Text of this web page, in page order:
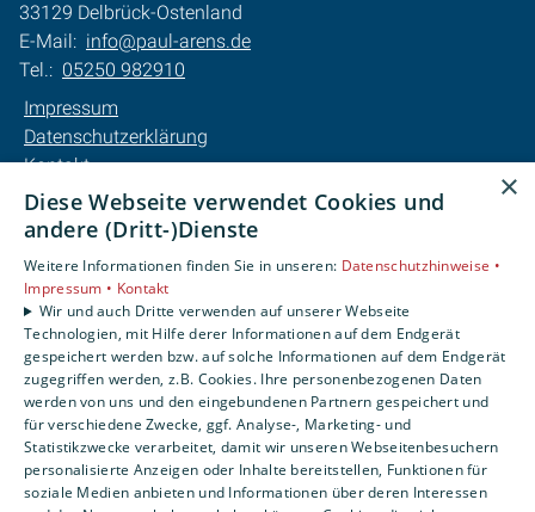
33129 Delbrück-Ostenland
E-Mail: info@paul-arens.de
Tel.: 05250 982910
Impressum
Datenschutzerklärung
Kontakt
Barrierefreiheitserklärung
Privatkunden
Karriere
Unternehmen
Kontakt
×
Diese Webseite verwendet Cookies und
andere (Dritt-)Dienste
Weitere Informationen finden Sie in unseren: Datenschutzhinweise •
Impressum • Kontakt
Wir und auch Dritte verwenden auf unserer Webseite
Technologien, mit Hilfe derer Informationen auf dem Endgerät
gespeichert werden bzw. auf solche Informationen auf dem Endgerät
zugegriffen werden, z.B. Cookies. Ihre personenbezogenen Daten
werden von uns und den eingebundenen Partnern gespeichert und
für verschiedene Zwecke, ggf. Analyse-, Marketing- und
Statistikzwecke verarbeitet, damit wir unseren Webseitenbesuchern
personalisierte Anzeigen oder Inhalte bereitstellen, Funktionen für
soziale Medien anbieten und Informationen über deren Interessen